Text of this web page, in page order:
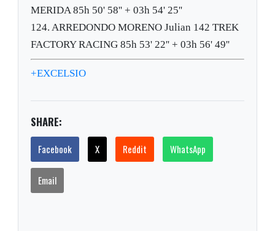
MERIDA 85h 50' 58'' + 03h 54' 25''
124. ARREDONDO MORENO Julian 142 TREK
FACTORY RACING 85h 53' 22'' + 03h 56' 49''
+EXCELSIO
SHARE:
Facebook X Reddit WhatsApp
Email